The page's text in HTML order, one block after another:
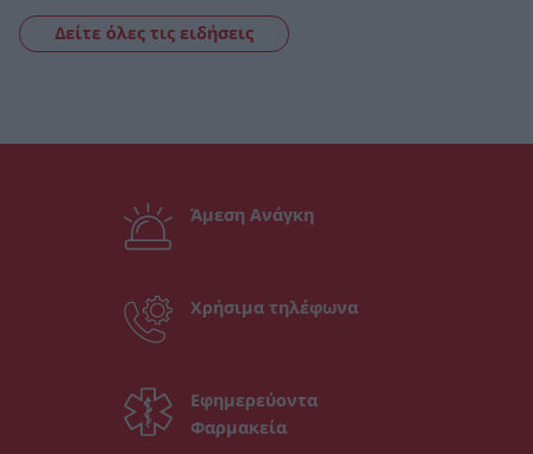
Δείτε όλες τις ειδήσεις
Άμεση Ανάγκη
Χρήσιμα τηλέφωνα
Εφημερεύοντα
Φαρμακεία